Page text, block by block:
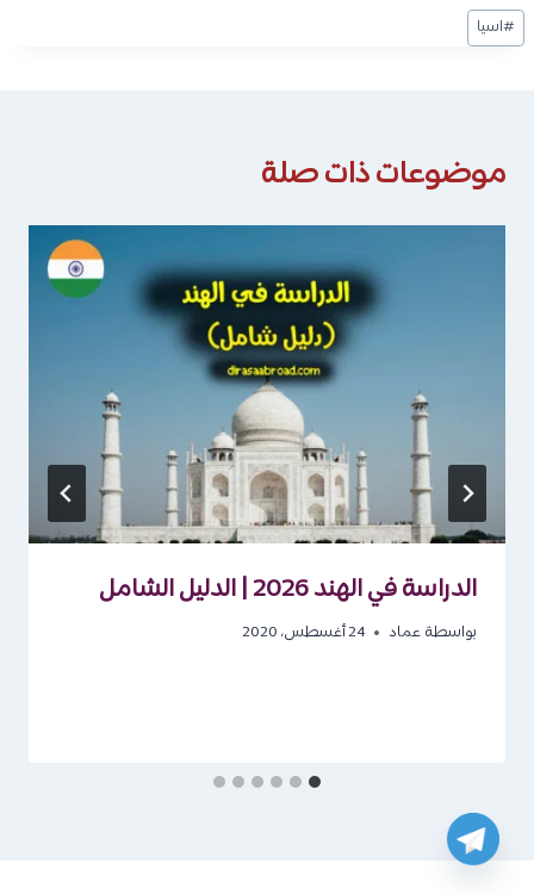
وسوم
المقال:
#اسيا
موضوعات ذات صلة
الدراسة في الهند 2026 | الدليل الشامل
بواسطة عماد 24 أغسطس، 2020